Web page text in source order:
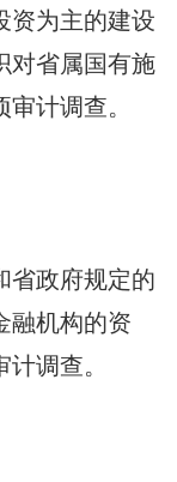
资为主的建设
对省属国有施
计调查。
政府规定的
融机构的资
调查。